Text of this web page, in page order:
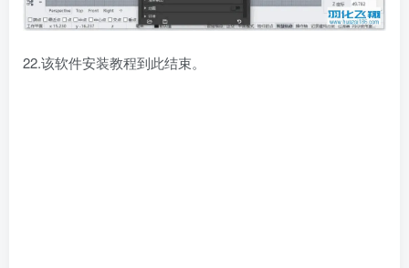
22.该软件安装教程到此结束。